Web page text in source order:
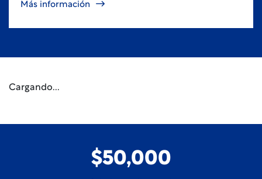
Más información
Cargando...
$50,000